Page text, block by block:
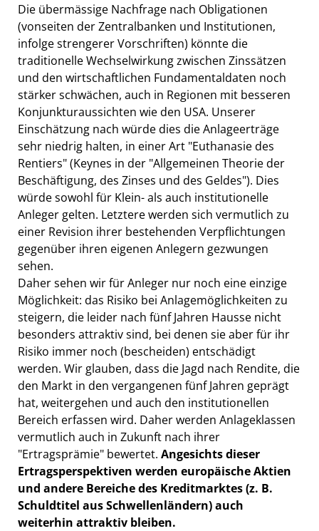
Die übermässige Nachfrage nach Obligationen
(vonseiten der Zentralbanken und Institutionen,
infolge strengerer Vorschriften) könnte die
traditionelle Wechselwirkung zwischen Zinssätzen
und den wirtschaftlichen Fundamentaldaten noch
stärker schwächen, auch in Regionen mit besseren
Konjunkturaussichten wie den USA. Unserer
Einschätzung nach würde dies die Anlageerträge
sehr niedrig halten, in einer Art "Euthanasie des
Rentiers" (Keynes in der "Allgemeinen Theorie der
Beschäftigung, des Zinses und des Geldes"). Dies
würde sowohl für Klein- als auch institutionelle
Anleger gelten. Letztere werden sich vermutlich zu
einer Revision ihrer bestehenden Verpflichtungen
gegenüber ihren eigenen Anlegern gezwungen
sehen.
Daher sehen wir für Anleger nur noch eine einzige
Möglichkeit: das Risiko bei Anlagemöglichkeiten zu
steigern, die leider nach fünf Jahren Hausse nicht
besonders attraktiv sind, bei denen sie aber für ihr
Risiko immer noch (bescheiden) entschädigt
werden. Wir glauben, dass die Jagd nach Rendite, die
den Markt in den vergangenen fünf Jahren geprägt
hat, weitergehen und auch den institutionellen
Bereich erfassen wird. Daher werden Anlageklassen
vermutlich auch in Zukunft nach ihrer
"Ertragsprämie" bewertet. Angesichts dieser
Ertragsperspektiven werden europäische Aktien
und andere Bereiche des Kreditmarktes (z. B.
Schuldtitel aus Schwellenländern) auch
weiterhin attraktiv bleiben.